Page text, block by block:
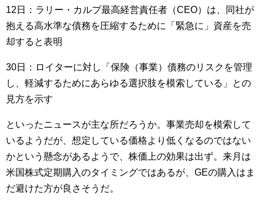
12日：ラリー・カルプ最高経営責任者（CEO）は、同社が
抱える高水準な債務を圧縮するために「緊急に」資産を売
却すると表明
30日：ロイターに対し「保険（事業）債務のリスクを管理
し、軽減するためにあらゆる選択肢を模索している」との
見方を示す
といったニュースが主な所だろうか。事業売却を模索して
いるようだが、想定している価格より低くなるのではない
かという懸念があるようで、株価上の効果は出ず。来月は
米国株式定期購入のタイミングではあるが、GEの購入はま
だ避けた方が良さそうだ。